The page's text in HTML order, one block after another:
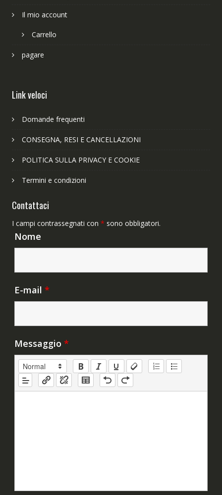
Il mio account
Carrello
pagare
Link veloci
Domande frequenti
CONSEGNA, RESI E CANCELLAZIONI
POLITICA SULLA PRIVACY E COOKIE
Termini e condizioni
Contattaci
I campi contrassegnati con * sono obbligatori.
Nome
E-mail *
Messaggio *